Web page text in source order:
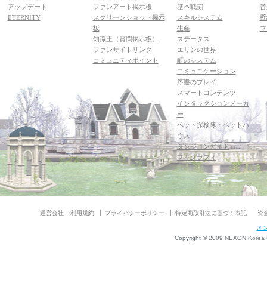
アップデート
ETERNITY
ファンアート掲示板
スクリーンショット掲示
板
知識王（質問掲示板）
ファンサイトリンク
コミュニティポイント
基本戦闘
スキルシステム
生産
ステータス
エリンの世界
町のシステム
コミュニケーション
序盤のプレイ
スマートコンテンツ
インタラクションメーカ
ー
ペット探検隊・ペットハ
ウス
ダンジョンガイド
マギグラフィ
運営会社 利用規約 プライバシーポリシー 特定商取引法に基づく表記 資
オ
Copyright © 2009 NEXON Korea